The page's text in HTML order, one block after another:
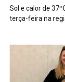
Sol e calor de
terça-feira na